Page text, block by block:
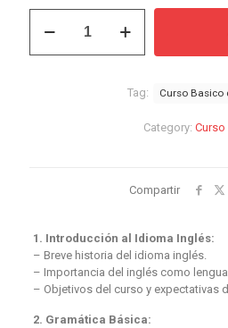
Básico
Category: Curso
Tag: Curso Basico
Compartir
1. Introducción al Idioma Inglés:
– Breve historia del idioma inglés.
– Importancia del inglés como lengua
– Objetivos del curso y expectativas
2. Gramática Básica: